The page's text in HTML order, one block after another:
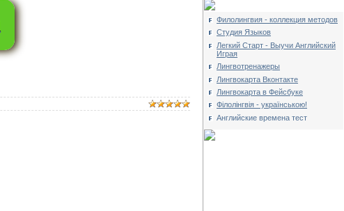
Филолингвия - коллекция методов
Студия Языков
Легкий Старт - Выучи Английский
Играя
Лингвотренажеры
Лингвокарта Вконтакте
Лингвокарта в Фейсбуке
Філолінгвія - українською!
Английские времена тест